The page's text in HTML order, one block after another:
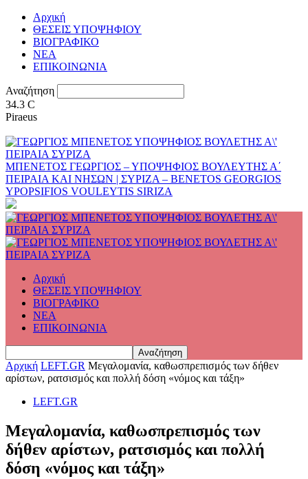
Αρχική
ΘΕΣΕΙΣ ΥΠΟΨΗΦΙΟΥ
ΒΙΟΓΡΑΦΙΚΟ
ΝΕΑ
ΕΠΙΚΟΙΝΩΝΙΑ
Αναζήτηση
34.3 C
Piraeus
ΜΠΕΝΕΤΟΣ ΓΕΩΡΓΙΟΣ – ΥΠΟΨΗΦΙΟΣ ΒΟΥΛΕΥΤΗΣ Α΄
ΠΕΙΡΑΙΑ ΚΑΙ ΝΗΣΩΝ | ΣΥΡΙΖΑ – BENETOS GEORGIOS
YPOPSIFIOS VOULEYTIS SIRIZA
Αρχική
ΘΕΣΕΙΣ ΥΠΟΨΗΦΙΟΥ
ΒΙΟΓΡΑΦΙΚΟ
ΝΕΑ
ΕΠΙΚΟΙΝΩΝΙΑ
Αρχική LEFT.GR Μεγαλομανία, καθωσπρεπισμός των δήθεν
αρίστων, ρατσισμός και πολλή δόση «νόμος και τάξη»
LEFT.GR
Μεγαλομανία, καθωσπρεπισμός των
δήθεν αρίστων, ρατσισμός και πολλή
δόση «νόμος και τάξη»